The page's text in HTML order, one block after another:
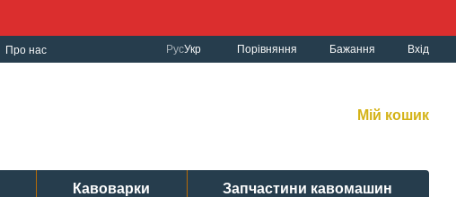
Про нас
РусУкр Порівняння Бажання Вхід
Мій кошик
Кавоварки Запчастини кавомашин